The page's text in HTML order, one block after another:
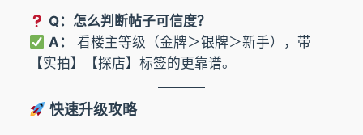
Q：怎么判断帖子可信度？
A：
看楼主等级（金牌＞银牌＞新手），带
【实拍】【探店】标签的更靠谱。
快速升级攻略